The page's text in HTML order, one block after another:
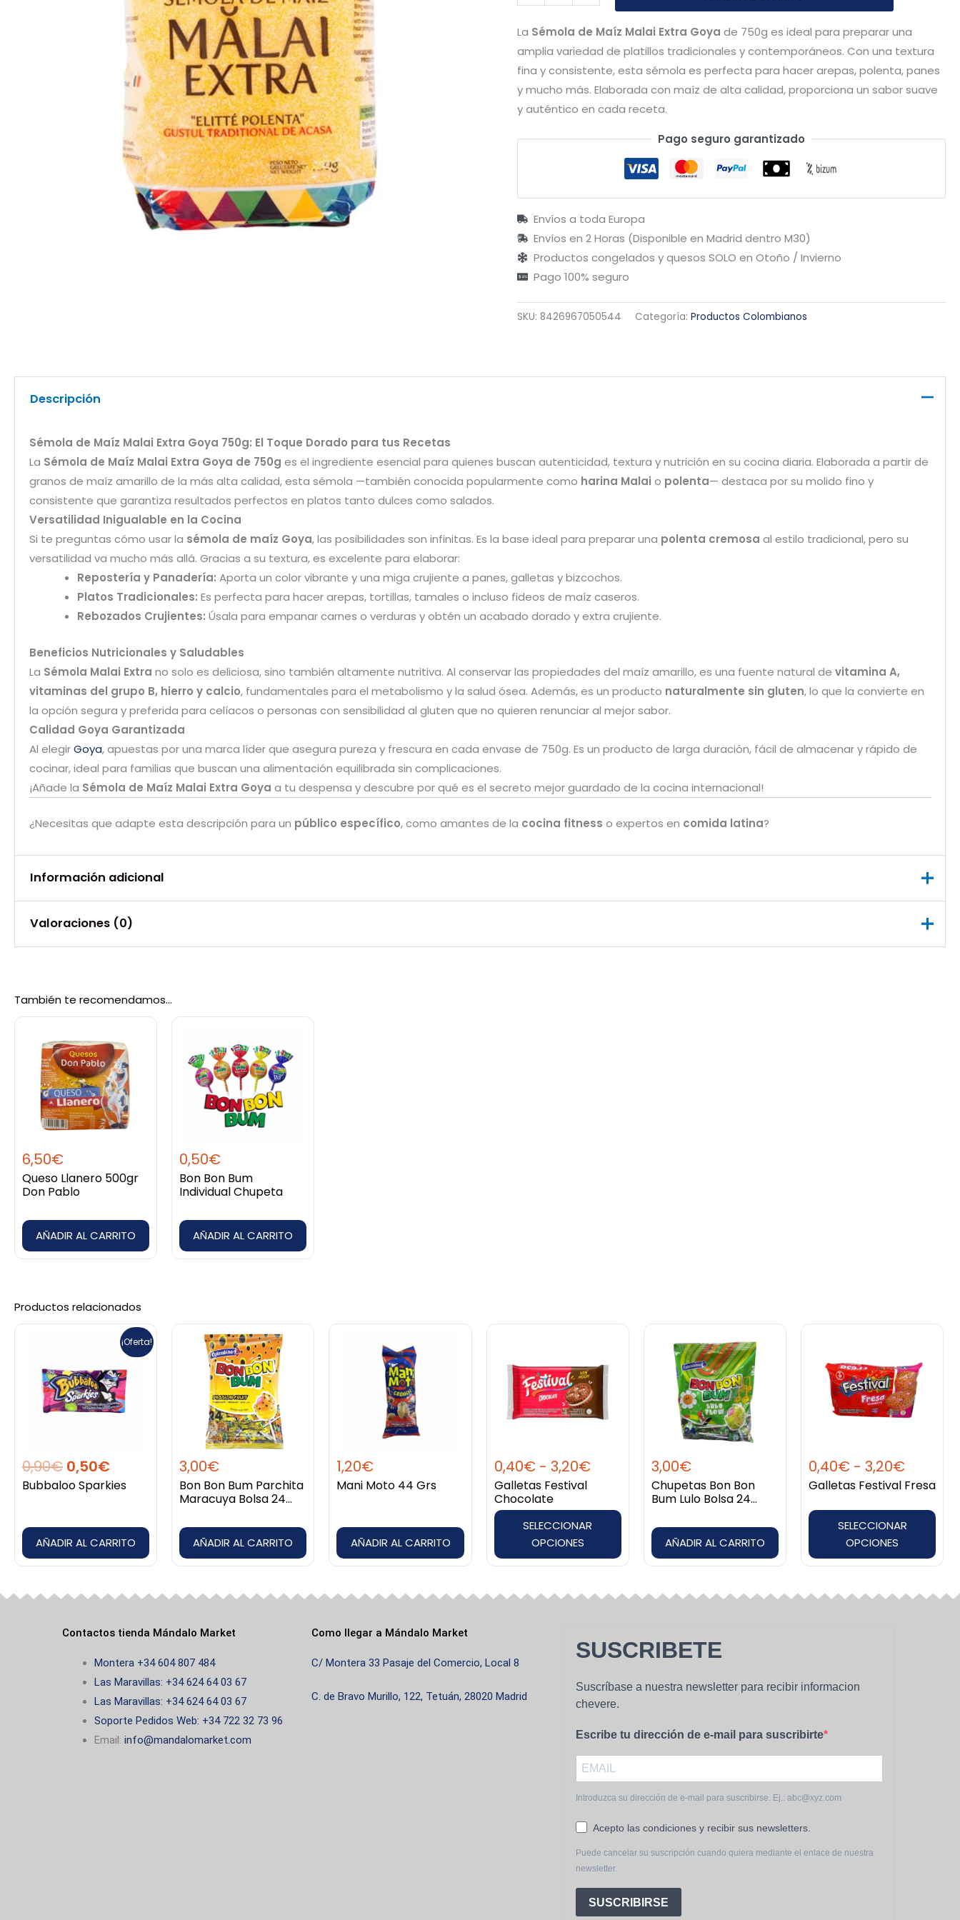
La Sémola de Maíz Malai Extra Goya de 750g es ideal para preparar una
amplia variedad de platillos tradicionales y contemporáneos. Con una textura
fina y consistente, esta sémola es perfecta para hacer arepas, polenta, panes
y mucho más. Elaborada con maíz de alta calidad, proporciona un sabor suave
y auténtico en cada receta.
Pago seguro garantizado
Envíos a toda Europa
Envíos en 2 Horas (Disponible en Madrid dentro M30)
Productos congelados y quesos SOLO en Otoño / Invierno
Pago 100% seguro
SKU: 8426967050544 Categoría:Productos Colombianos
Descripción
Sémola de Maíz Malai Extra Goya 750g: El Toque Dorado para tus Recetas
La Sémola de Maíz Malai Extra Goya de 750g es el ingrediente esencial para quienes buscan autenticidad, textura y nutrición en su cocina diaria. Elaborada a partir de
granos de maíz amarillo de la más alta calidad, esta sémola —también conocida popularmente como harina Malai o polenta— destaca por su molido fino y
consistente que garantiza resultados perfectos en platos tanto dulces como salados.
Versatilidad Inigualable en la Cocina
Si te preguntas cómo usar la sémola de maíz Goya, las posibilidades son infinitas. Es la base ideal para preparar una polenta cremosa al estilo tradicional, pero su
versatilidad va mucho más allá. Gracias a su textura, es excelente para elaborar:
Repostería y Panadería: Aporta un color vibrante y una miga crujiente a panes, galletas y bizcochos.
Platos Tradicionales: Es perfecta para hacer arepas, tortillas, tamales o incluso fideos de maíz caseros.
Rebozados Crujientes: Úsala para empanar carnes o verduras y obtén un acabado dorado y extra crujiente.
Beneficios Nutricionales y Saludables
La Sémola Malai Extra no solo es deliciosa, sino también altamente nutritiva. Al conservar las propiedades del maíz amarillo, es una fuente natural de vitamina A,
vitaminas del grupo B, hierro y calcio, fundamentales para el metabolismo y la salud ósea. Además, es un producto naturalmente sin gluten, lo que la convierte en
la opción segura y preferida para celíacos o personas con sensibilidad al gluten que no quieren renunciar al mejor sabor.
Calidad Goya Garantizada
Al elegirGoya, apuestas por una marca líder que asegura pureza y frescura en cada envase de 750g. Es un producto de larga duración, fácil de almacenar y rápido de
cocinar, ideal para familias que buscan una alimentación equilibrada sin complicaciones.
¡Añade la Sémola de Maíz Malai Extra Goya a tu despensa y descubre por qué es el secreto mejor guardado de la cocina internacional!
¿Necesitas que adapte esta descripción para un público específico, como amantes de la cocina fitness o expertos en comida latina?
Información adicional
Peso
Valoraciones (0)
Sé el primero en valorar “Sémola De Maíz Malai Extra Goya 750G”
Debesacceder para publicar una valoración.
También te recomendamos…
6,50€
Queso Llanero 500gr
Don Pablo
AÑADIR AL CARRITO
0,50€
Bon Bon Bum
Individual Chupeta
AÑADIR AL CARRITO
Productos relacionados
¡Oferta!
0,90€
original
era:
0,90€.
0,50€
El
precio
actual
es:
0,50€.
Bubbaloo Sparkies
AÑADIR AL CARRITO
3,00€
Bon Bon Bum Parchita
Maracuya Bolsa 24
AÑADIR AL CARRITO
1,20€
Mani Moto 44 Grs
AÑADIR AL CARRITO
0,40€ - 3,20€
Rango
precios:
desde
0,40€
hasta
Galletas Festival
Chocolate
SELECCIONAR
OPCIONES
Este
tiene
múltiples
variantes.
se
pueden
elegir
página
producto
3,00€
Chupetas Bon Bon
Bum Lulo Bolsa 24
AÑADIR AL CARRITO
0,40€ - 3,20€
Rango
desde
0,40€
Galletas Festival Fresa
SELECCIONAR
OPCIONES
Este
tiene
múltiples
variantes.
se
pueden
elegir
página
producto
Contactos tienda Mándalo Market
Montera +34 604 807 484
Las Maravillas: +34 624 64 03 67
Las Maravillas: +34 624 64 03 67
Soporte Pedidos Web: +34 722 32 73 96
Email:info@mandalomarket.com
Como llegar a Mándalo Market
C/ Montera 33 Pasaje del Comercio, Local 8
C. de Bravo Murillo, 122, Tetuán, 28020 Madrid
SUSCRIBETE
Suscríbase a nuestra newsletter para recibir informacion
chevere.
Escribe tu dirección de e-mail para suscribirte
Introduzca su dirección de e-mail para suscribirse. Ej.: abc@xyz.com
Acepto las condiciones y recibir sus newsletters.
Puede cancelar su suscripción cuando quiera mediante el enlace de nuestra
newsletter.
SUSCRIBIRSE